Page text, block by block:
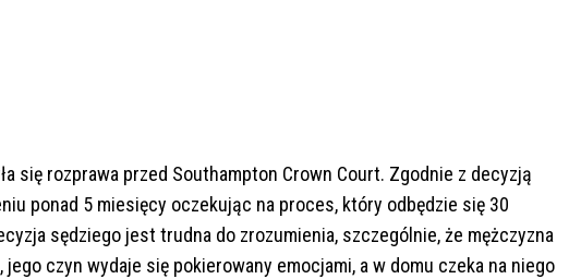
się rozprawa przed Southampton Crown Court. Zgodnie z decyzją
ponad 5 miesięcy oczekując na proces, który odbędzie się 30
sędziego jest trudna do zrozumienia, szczególnie, że mężczyzna
jego czyn wydaje się pokierowany emocjami, a w domu czeka na niego